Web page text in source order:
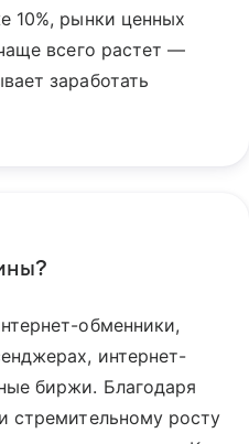
10%, рынки ценных
всего растет —
заработать
обменники,
интернет-
биржи. Благодаря
стремительному росту